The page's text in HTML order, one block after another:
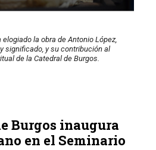
la obra de Antonio López,
significado, y su contribución al
de la Catedral de Burgos.
Burgos inaugura
en el Seminario